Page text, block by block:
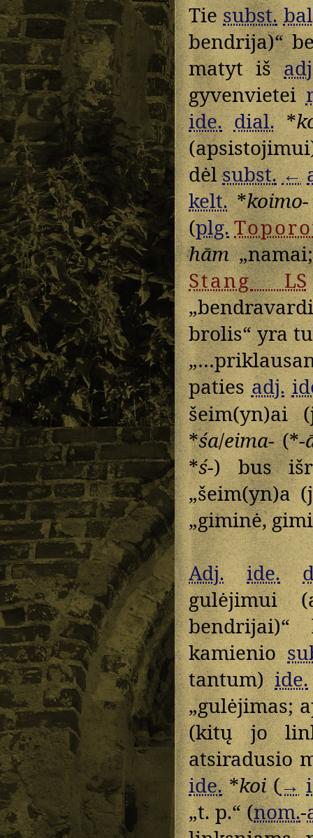
Tiesubst.
bendrija)“
matyt iš
gyvenvietei
ide. dial.*
dėlsubst.←
kelt.*koimo-
(plg.
hām
StangLS
brolis“ yra
patiesadj.
šeim(yn)ai
*śa/eima-(*-
*ś-) bus
„šeim(yn)a
„giminė,
Adj.
ide.
gulėjimui
kamienio
tantum)ide.
„gulėjimas;
(kitų jo
atsiradusio
ide.*koi(→
„t. p.“ (nom.-